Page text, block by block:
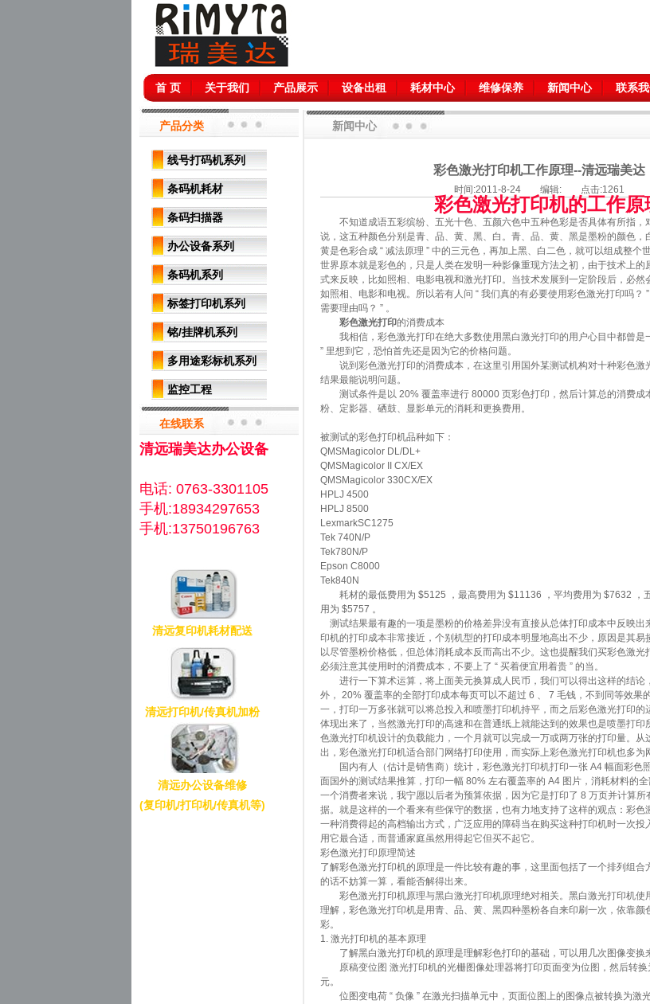
首 页 关于我们 产品展示 设备出租 耗材中心 维修保养 新闻中心 联系
产品分类
线号打码机系列
条码机耗材
条码扫描器
办公设备系列
条码机系列
标签打印机系列
铭/挂牌机系列
多用途彩标机系列
监控工程
在线联系
清远瑞美达办公设备
电话: 0763-3301105
手机:18934297653
手机:13750196763
清远复印机耗材配送
清远打印机/传真机加粉
清远办公设备维修
(复印机/打印机/传真机等)
新闻中心
彩色激光打印机工作原理--清远瑞美达
时间:2011-8-24 编辑: 点击:1261
彩色激光打印机的工作原
不知道成语五彩缤纷、五光十色、五颜六色中五种色彩是否具体有所指，
说，这五种颜色分别是青、品、黄、黑、白。青、品、黄、黑是墨粉的颜色，
黄是色彩合成 “ 减法原理 ” 中的三元色，再加上黑、白二色，就可以组成整个世
世界原本就是彩色的，只是人类在发明一种影像重现方法之初，由于技术上的
式来反映，比如照相、电影电视和激光打印。当技术发展到一定阶段后，必然
如照相、电影和电视。所以若有人问 “ 我们真的有必要使用彩色激光打印吗？
需要理由吗？ ” 。
彩色激光打印的消费成本
我相信，彩色激光打印在绝大多数使用黑白激光打印的用户心目中都曾是
” 里想到它，恐怕首先还是因为它的价格问题。
说到彩色激光打印的消费成本，在这里引用国外某测试机构对十种彩色激
结果最能说明问题。
测试条件是以 20% 覆盖率进行 80000 页彩色打印，然后计算总的消费成
粉、定影器、硒鼓、显影单元的消耗和更换费用。
被测试的彩色打印机品种如下：
QMSMagicolor DL/DL+
QMSMagicolor II CX/EX
QMSMagicolor 330CX/EX
HPLJ 4500
HPLJ 8500
LexmarkSC1275
Tek 740N/P
Tek780N/P
Epson C8000
Tek840N
耗材的最低费用为 $5125 ，最高费用为 $11136 ，平均费用为 $7632 ，
用为 $5757 。
测试结果最有趣的一项是墨粉的价格差异没有直接从总体打印成本中反映出
印机的打印成本非常接近，个别机型的打印成本明显地高出不少，原因是其易
以尽管墨粉价格低，但总体消耗成本反而高出不少。这也提醒我们买彩色激光
必须注意其使用时的消费成本，不要上了 “ 买着便宜用着贵 ” 的当。
进行一下算术运算，将上面美元换算成人民币，我们可以得出这样的结论
外， 20% 覆盖率的全部打印成本每页可以不超过 6 、 7 毛钱，不到同等效果
一，打印一万多张就可以将总投入和喷墨打印机持平，而之后彩色激光打印的
体现出来了，当然激光打印的高速和在普通纸上就能达到的效果也是喷墨打印
色激光打印机设计的负载能力，一个月就可以完成一万或两万张的打印量。从
出，彩色激光打印机适合部门网络打印使用，而实际上彩色激光打印机也多为
国内有人（估计是销售商）统计，彩色激光打印机打印一张 A4 幅面彩色
面国外的测试结果推算，打印一幅 80% 左右覆盖率的 A4 图片，消耗材料的
一个消费者来说，我宁愿以后者为预算依据，因为它是打印了 8 万页并计算所
据。就是这样的一个看来有些保守的数据，也有力地支持了这样的观点：彩色
一种消费得起的高档输出方式，广泛应用的障碍当在购买这种打印机时一次投
用它最合适，而普通家庭虽然用得起它但买不起它。
彩色激光打印原理简述
了解彩色激光打印机的原理是一件比较有趣的事，这里面包括了一个排列组合
的话不妨算一算，看能否解得出来。
彩色激光打印机原理与黑白激光打印机原理绝对相关。黑白激光打印机使
理解，彩色激光打印机是用青、品、黄、黑四种墨粉各自来印刷一次，依靠颜
彩。
1. 激光打印机的基本原理
了解黑白激光打印机的原理是理解彩色打印的基础，可以用几次图像变换
原稿变位图 激光打印机的光栅图像处理器将打印页面变为位图，然后转换
元。
位图变电荷 “ 负像 ” 在激光扫描单元中，页面位图上的图像点被转换为激